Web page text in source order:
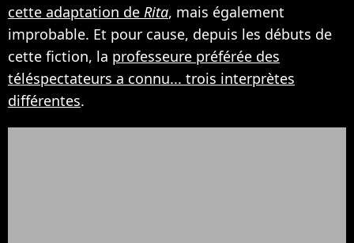
cette adaptation de Rita, mais également
improbable. Et pour cause, depuis les débuts de
cette fiction, la professeure préférée des
téléspectateurs a connu... trois interprètes
différentes.